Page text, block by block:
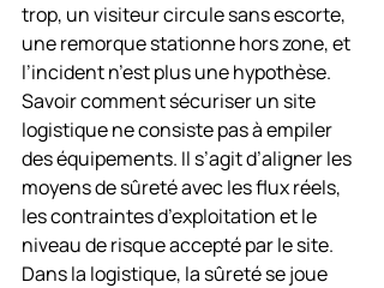
trop, un visiteur circule sans escorte,
une remorque stationne hors zone, et
l’incident n’est plus une hypothèse.
Savoir comment sécuriser un site
logistique ne consiste pas à empiler
des équipements. Il s’agit d’aligner les
moyens de sûreté avec les flux réels,
les contraintes d’exploitation et le
niveau de risque accepté par le site.
Dans la logistique, la sûreté se joue